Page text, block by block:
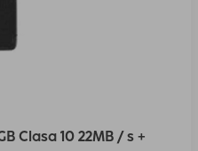
Clasa 10 22MB / s +